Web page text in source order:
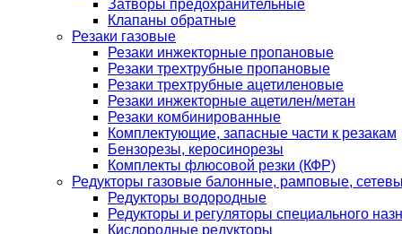
Затворы предохранительные
Клапаны обратные
Резаки газовые
Резаки инжекторные пропановые
Резаки трехтрубные пропановые
Резаки трехтрубные ацетиленовые
Резаки инжекторные ацетилен/метан
Резаки комбинированные
Комплектующие, запасные части к резакам
Бензорезы, керосинорезы
Комплекты флюсовой резки (КФР)
Редукторы газовые балонные, рамповые,
Редукторы водородные
Редукторы и регуляторы специального
Кислородные редукторы